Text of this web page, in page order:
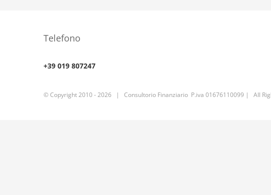
Telefono
+39 019 807247
© Copyright 2010 -2026 | Consultorio Finanziario P.iva 01676110099 | All